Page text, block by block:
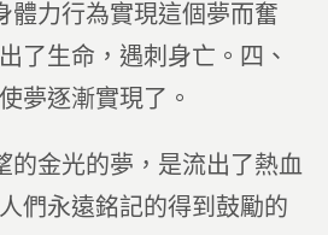
體力行為實現這個夢而奮
了生命，遇刺身亡。四、
夢逐漸實現了。
的金光的夢，是流出了熱血
們永遠銘記的得到鼓勵的